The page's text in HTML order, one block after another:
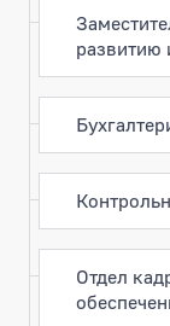
развитию
Отдел